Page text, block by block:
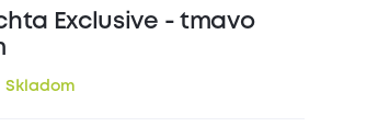
Exclusive - tmavo
Skladom